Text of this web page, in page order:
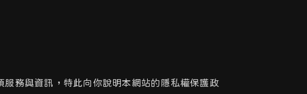
務與資訊，特此向你說明本網站的隱私權保護政